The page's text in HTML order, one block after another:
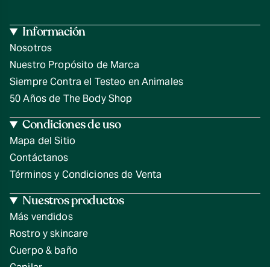
Información
Nosotros
Nuestro Propósito de Marca
Siempre Contra el Testeo en Animales
50 Años de The Body Shop
Condiciones de uso
Mapa del Sitio
Contáctanos
Términos y Condiciones de Venta
Nuestros productos
Más vendidos
Rostro y skincare
Cuerpo & baño